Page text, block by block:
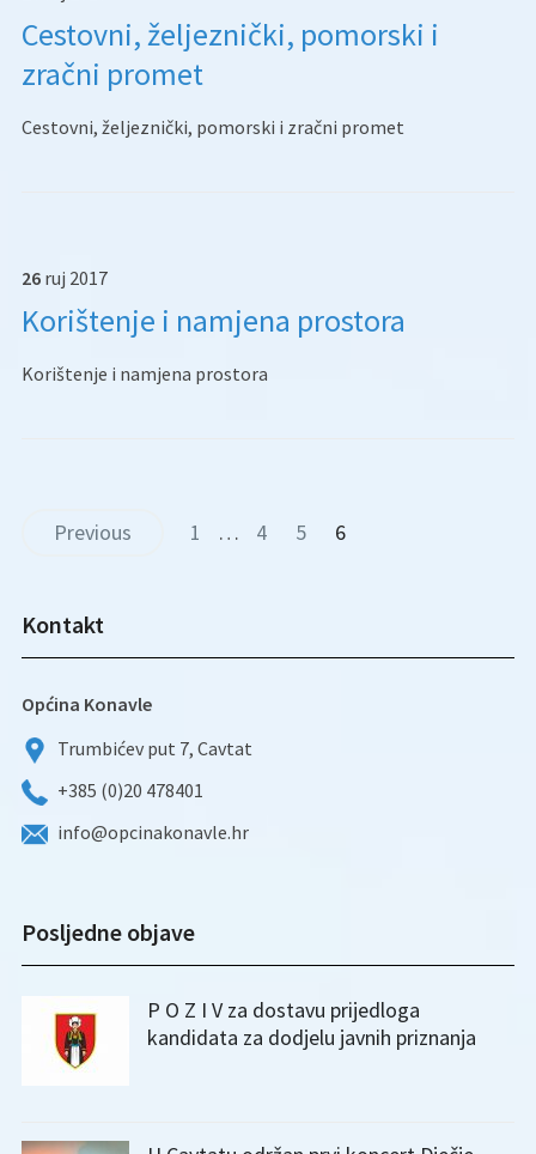
Cestovni, željeznički, pomorski i
zračni promet
Cestovni, željeznički, pomorski i zračni promet
26 ruj 2017
Korištenje i namjena prostora
Korištenje i namjena prostora
Previous 1 … 4 5 6
Kontakt
Općina Konavle
Trumbićev put 7, Cavtat
+385 (0)20 478401
info@opcinakonavle.hr
Posljedne objave
P O Z I V za dostavu prijedloga
kandidata za dodjelu javnih priznanja